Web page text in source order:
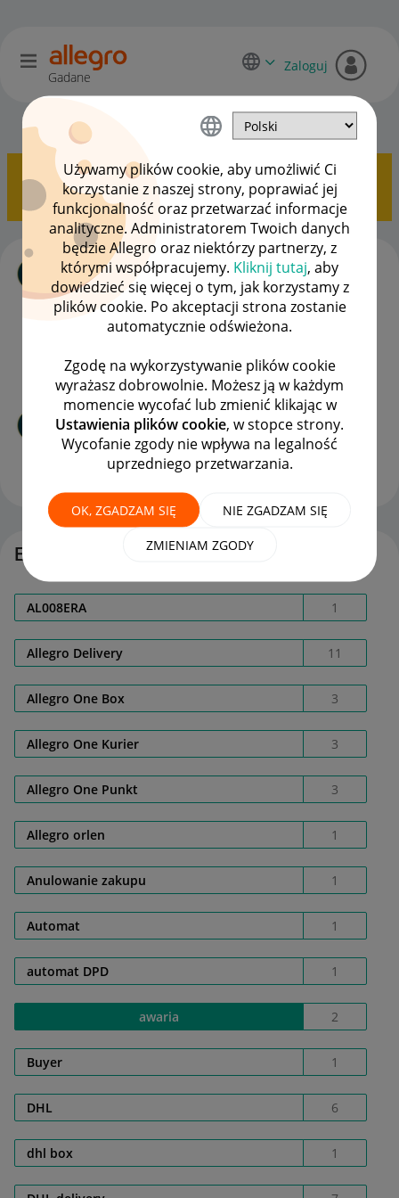
Używamy plików cookie, aby umożliwić Ci
korzystanie z naszej strony, poprawiać jej
funkcjonalność oraz przetwarzać informacje
analityczne. Administratorem Twoich danych
będzie Allegro oraz niektórzy partnerzy, z
którymi współpracujemy. Kliknij tutaj, aby
dowiedzieć się więcej o tym, jak korzystamy z
plików cookie. Po akceptacji strona zostanie
automatycznie odświeżona.
Zgodę na wykorzystywanie plików cookie
wyrażasz dobrowolnie. Możesz ją w każdym
momencie wycofać lub zmienić klikając w
Ustawienia plików cookie, w stopce strony.
Wycofanie zgody nie wpływa na legalność
uprzedniego przetwarzania.
OK, ZGADZAM SIĘ NIE ZGADZAM SIĘ
ZMIENIAM ZGODY
Gadane
Zaloguj
Allegro Delivery OPCJE
Pokazywanie tematów z etykietąawaria. Pokaż
wszystkie tematy
Zgłoszenie awarii dotykowej klawiatury
ekranowej automatu OneBox AL008ERA
autormicha26404z‎21-04-202619:56
Ostatnio opublikowano w dniu‎21-04-202620:05
1ODPOWIEDŹ 119 WYŚWIETLEŃ
Awaria maszyny
autorkuba_graffiz‎15-11-202518:32
Ostatnio opublikowano w dniu‎21-02-202610:05, autor
rawfoods
5ODPOWIEDZI 868 WYŚWIETLEŃ
Etykiety
AL008ERA 1
Allegro Delivery 11
Allegro One Box 3
Allegro One Kurier 3
Allegro One Punkt 3
Allegro orlen 1
Anulowanie zakupu 1
Automat 1
automat DPD 1
awaria 2
Buyer 1
DHL 6
dhl box 1